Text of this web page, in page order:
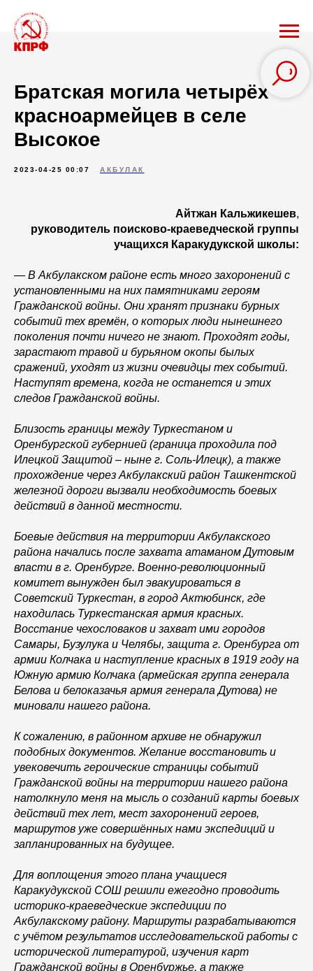
Братская могила четырёх
красноармейцев в селе
Высокое
2023-04-25 00:07 АКБУЛАК
Айтжан Кальжикешев,
руководитель поисково-краеведческой группы
учащихся Каракудукской школы:
— В Акбулакском районе есть много захоронений с
установленными на них памятниками героям
Гражданской войны. Они хранят признаки бурных
событий тех времён, о которых люди нынешнего
поколения почти ничего не знают. Проходят годы,
зарастают травой и бурьяном окопы былых
сражений, уходят из жизни очевидцы тех событий.
Наступят времена, когда не останется и этих
следов Гражданской войны.
Близость границы между Туркестаном и
Оренбургской губернией (граница проходила под
Илецкой Защитой – ныне г. Соль-Илецк), а также
прохождение через Акбулакский район Ташкентской
железной дороги вызвали необходимость боевых
действий в данной местности.
Боевые действия на территории Акбулакского
района начались после захвата атаманом Дутовым
власти в г. Оренбурге. Военно-революционный
комитет вынужден был эвакуироваться в
Советский Туркестан, в город Актюбинск, где
находилась Туркестанская армия красных.
Восстание чехословаков и захват ими городов
Самары, Бузулука и Челябы, защита г. Оренбурга от
армии Колчака и наступление красных в 1919 году на
Южную армию Колчака (армейская группа генерала
Белова и белоказачья армия генерала Дутова) не
миновали нашего района.
К сожалению, в районном архиве не обнаружил
подобных документов. Желание восстановить и
увековечить героические страницы событий
Гражданской войны на территории нашего района
натолкнуло меня на мысль о созданий карты боевых
действий тех лет, мест захоронений героев,
маршрутов уже совершённых нами экспедиций и
запланированных на будущее.
Для воплощения этого плана учащиеся
Каракудукской СОШ решили ежегодно проводить
историко-краеведческие экспедиции по
Акбулакскому району. Маршруты разрабатываются
с учётом результатов исследовательской работы с
исторической литературой, изучения карт
Гражданской войны в Оренбуржье, а также